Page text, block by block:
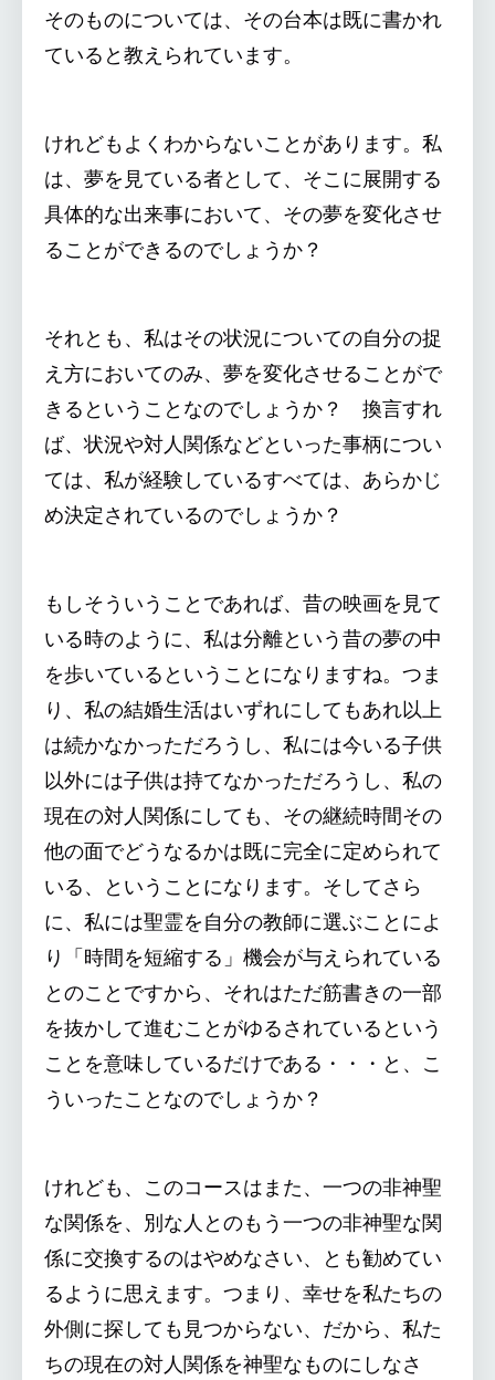
そのものについては、その台本は既に書かれ
ていると教えられています。
けれどもよくわからないことがあります。私
は、夢を見ている者として、そこに展開する
具体的な出来事において、その夢を変化させ
ることができるのでしょうか？
それとも、私はその状況についての自分の捉
え方においてのみ、夢を変化させることがで
きるということなのでしょうか？ 換言すれ
ば、状況や対人関係などといった事柄につい
ては、私が経験しているすべては、あらかじ
め決定されているのでしょうか？
もしそういうことであれば、昔の映画を見て
いる時のように、私は分離という昔の夢の中
を歩いているということになりますね。つま
り、私の結婚生活はいずれにしてもあれ以上
は続かなかっただろうし、私には今いる子供
以外には子供は持てなかっただろうし、私の
現在の対人関係にしても、その継続時間その
他の面でどうなるかは既に完全に定められて
いる、ということになります。そしてさら
に、私には聖霊を自分の教師に選ぶことによ
り「時間を短縮する」機会が与えられている
とのことですから、それはただ筋書きの一部
を抜かして進むことがゆるされているという
ことを意味しているだけである・・・と、こ
ういったことなのでしょうか？
けれども、このコースはまた、一つの非神聖
な関係を、別な人とのもう一つの非神聖な関
係に交換するのはやめなさい、とも勧めてい
るように思えます。つまり、幸せを私たちの
外側に探しても見つからない、だから、私た
ちの現在の対人関係を神聖なものにしなさ